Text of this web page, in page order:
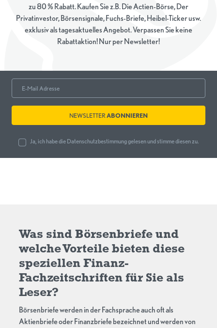
zu 80 % Rabatt. Kaufen Sie z.B. Die Actien-Börse, Der
Privatinvestor, Börsensignale, Fuchs-Briefe, Heibel-Ticker usw.
exklusiv als tagesaktuelles Angebot. Verpassen Sie keine
Rabattaktion! Nur per Newsletter!
NEWSLETTERABONNIEREN
Ja, ich habe die Datenschutzbestimmunggelesen und stimme diesen zu.
Was sind Börsenbriefe und
welche Vorteile bieten diese
speziellen Finanz-
Fachzeitschriften für Sie als
Leser?
Börsenbriefe werden in der Fachsprache auch oft als
Aktienbriefe oder Finanzbriefe bezeichnet und werden von